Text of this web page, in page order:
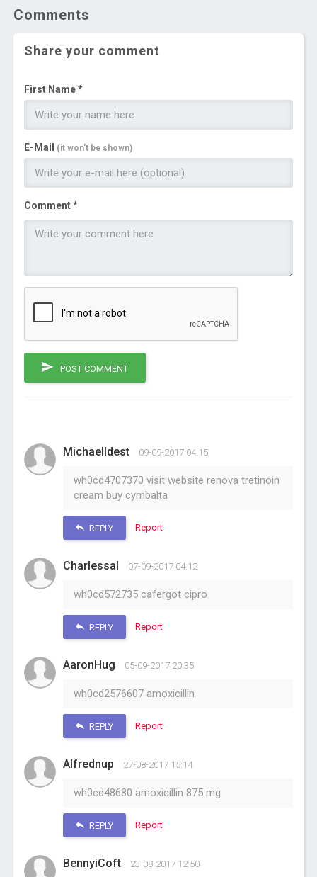
Comments
Share your comment
First Name *
E-Mail (it won't be shown)
Comment *
POST COMMENT
MichaelIdest 09-09-2017 04:15
wh0cd4707370 visit website renova tretinoin
cream buy cymbalta
REPLY Report
Charlessal 07-09-2017 04:12
wh0cd572735 cafergot cipro
REPLY Report
AaronHug 05-09-2017 20:35
wh0cd2576607 amoxicillin
REPLY Report
Alfrednup 27-08-2017 15:14
wh0cd48680 amoxicillin 875 mg
REPLY Report
BennyiCoft 23-08-2017 12:50